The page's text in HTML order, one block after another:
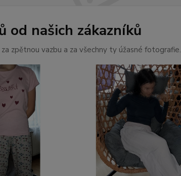
od našich zákazníků
zpětnou vazbu a za všechny ty úžasné fotografie.